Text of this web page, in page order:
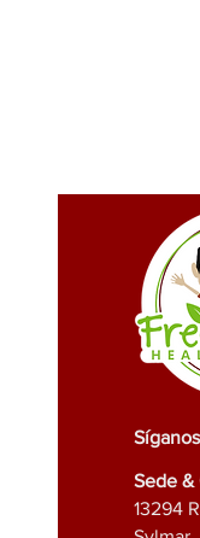
Síganos
Sede &
13294